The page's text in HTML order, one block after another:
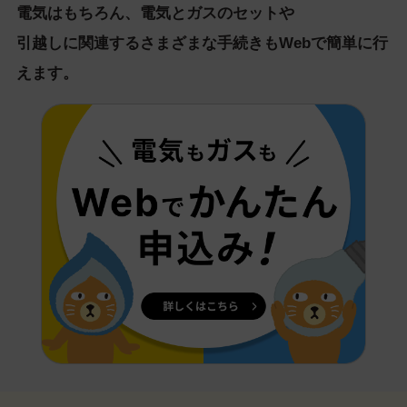
電気はもちろん、電気とガスのセットや
引越しに関連するさまざまな手続きもWebで簡単に行
えます。